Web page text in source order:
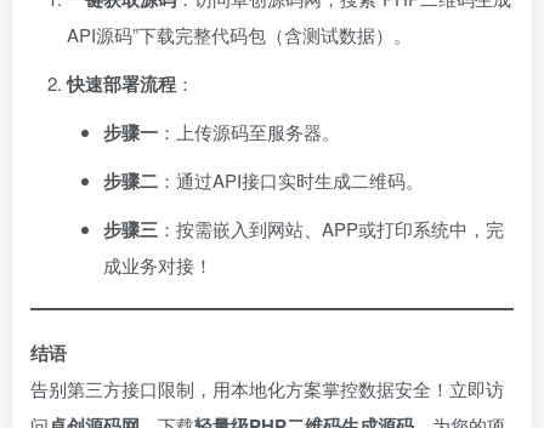
API源码”下载完整代码包（含测试数据）。
快速部署流程 ：
步骤一 ：上传源码至服务器。
步骤二 ：通过API接口实时生成二维码。
步骤三 ：按需嵌入到网站、APP或打印系统中，完
成业务对接！
结语
告别第三方接口限制，用本地化方案掌控数据安全！立即访